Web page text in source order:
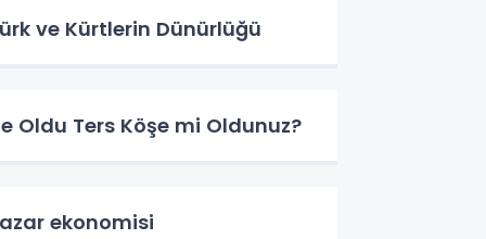
ve Kürtlerin Dünürlüğü
Oldu Ters Köşe mi Oldunuz?
ekonomisi